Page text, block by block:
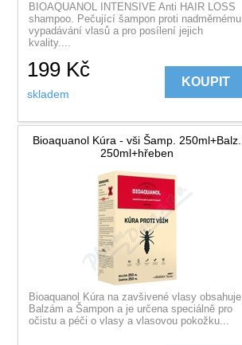
BIOAQUANOL INTENSIVE Anti HAIR LOSS
shampoo. Pečující šampon proti nadměrnému
vypadávání vlasů a pro posílení jejich
kvality....
199 Kč
skladem
KOUPIT
Bioaquanol Kúra - vši Šamp. 250ml+Balz.
250ml+hřeben
Bioaquanol Kúra na zavšivené vlasy obsahuje
Balzám a Šampon a je určena speciálně pro
očistu a péči o vlasy a vlasovou pokožku...